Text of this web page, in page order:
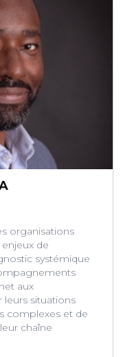
organisations
de
systémique
aux
leurs situations
complexes et de
chaîne